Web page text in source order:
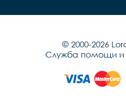
© 2000-2026
Служба помощи и